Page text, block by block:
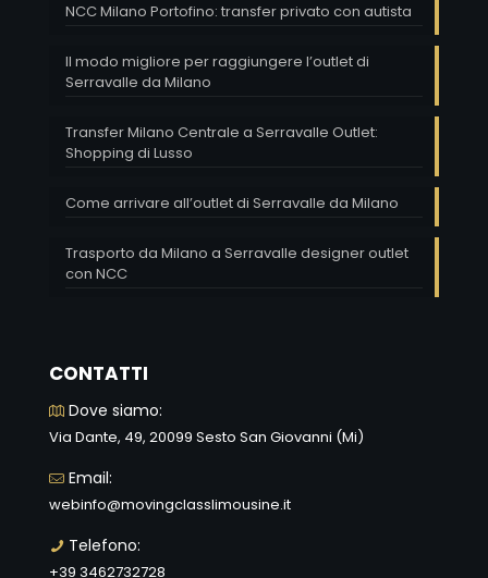
NCC Milano Portofino: transfer privato con autista
Il modo migliore per raggiungere l’outlet di
Serravalle da Milano
Transfer Milano Centrale a Serravalle Outlet:
Shopping di Lusso
Come arrivare all’outlet di Serravalle da Milano
Trasporto da Milano a Serravalle designer outlet
con NCC
CONTATTI
Dove siamo:
Via Dante, 49, 20099 Sesto San Giovanni (Mi)
Email:
webinfo@movingclasslimousine.it
Telefono:
+39 3462732728